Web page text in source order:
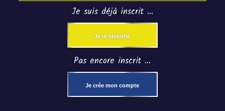
Je suis déjà inscrit ...
Je m'identifie
Pas encore inscrit ...
Je crée mon compte